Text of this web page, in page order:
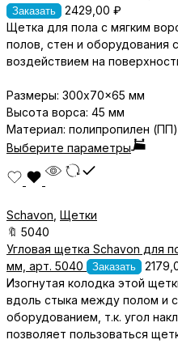
Заказать 2429,00 ₽
Щетка для пола с мягким
полов, стен и оборудования
воздействием на
Размеры: 300x70x65 мм
Высота ворса: 45 мм
Материал: полипропилен
Выберите параметры
Schavon Щетки
🔖 5040
Угловая щетка Schavon для
мм, арт. 5040
Заказать
Изогнутая колодка этой
вдоль стыка между полом и
оборудованием, т.к. угол
позволяет пользоваться